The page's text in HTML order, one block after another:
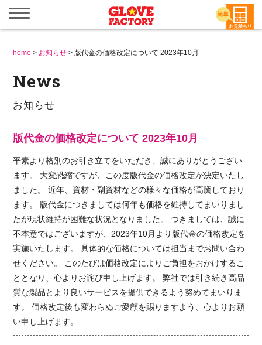
メ
ニ
ュ
を
く
home > お知らせ >版代金の価格改定について 2023年10月
News
お知らせ
版代金の価格改定について 2023年10月
平素より格別のお引き立てをいただき、誠にありがとうござい
ます。 大変恐縮ですが、この度版代金の価格改定が決定いたし
ました。 近年、資材・副資材などの様々な価格が高騰しており
ます。 版代金につきましては何年も価格を維持してまいりまし
たが現状維持が困難な状況となりました。 つきましては、誠に
不本意ではございますが、2023年10月より版代金の価格改定を
実施いたします。 具体的な価格については担当までお問い合わ
せください。 このたびは価格改定によりご負担をおかけするこ
ととなり、心よりお詫び申し上げます。 弊社では引き続き高品
質な製品とより良いサービスを提供できるよう努めてまいりま
す。 価格改定後も変わらぬご愛顧を賜りますよう、心よりお願
い申し上げます。